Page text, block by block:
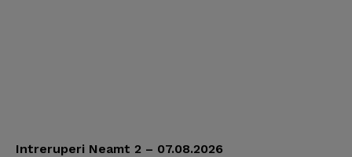
Intreruperi Neamt 2 – 07.08.2026